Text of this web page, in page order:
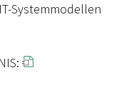
Systemmodellen